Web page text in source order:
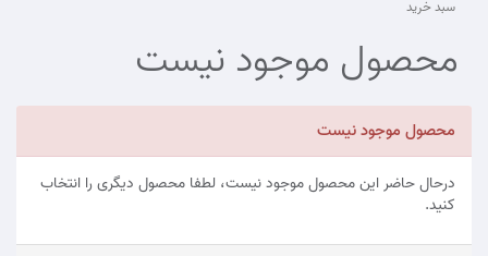
سبد خرید
محصول موجود نیست
محصول موجود نیست
درحال حاضر این محصول موجود نیست، لطفا محصول دیگری را انتخاب
کنید.